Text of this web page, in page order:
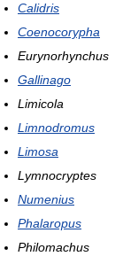
Calidris
Coenocorypha
Eurynorhynchus
Gallinago
Limicola
Limnodromus
Limosa
Lymnocryptes
Numenius
Phalaropus
Philomachus